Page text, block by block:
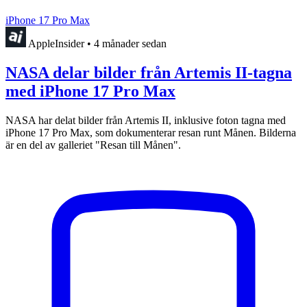
iPhone 17 Pro Max
AppleInsider • 4 månader sedan
NASA delar bilder från Artemis II-tagna
med iPhone 17 Pro Max
NASA har delat bilder från Artemis II, inklusive foton tagna med
iPhone 17 Pro Max, som dokumenterar resan runt Månen. Bilderna
är en del av galleriet "Resan till Månen".